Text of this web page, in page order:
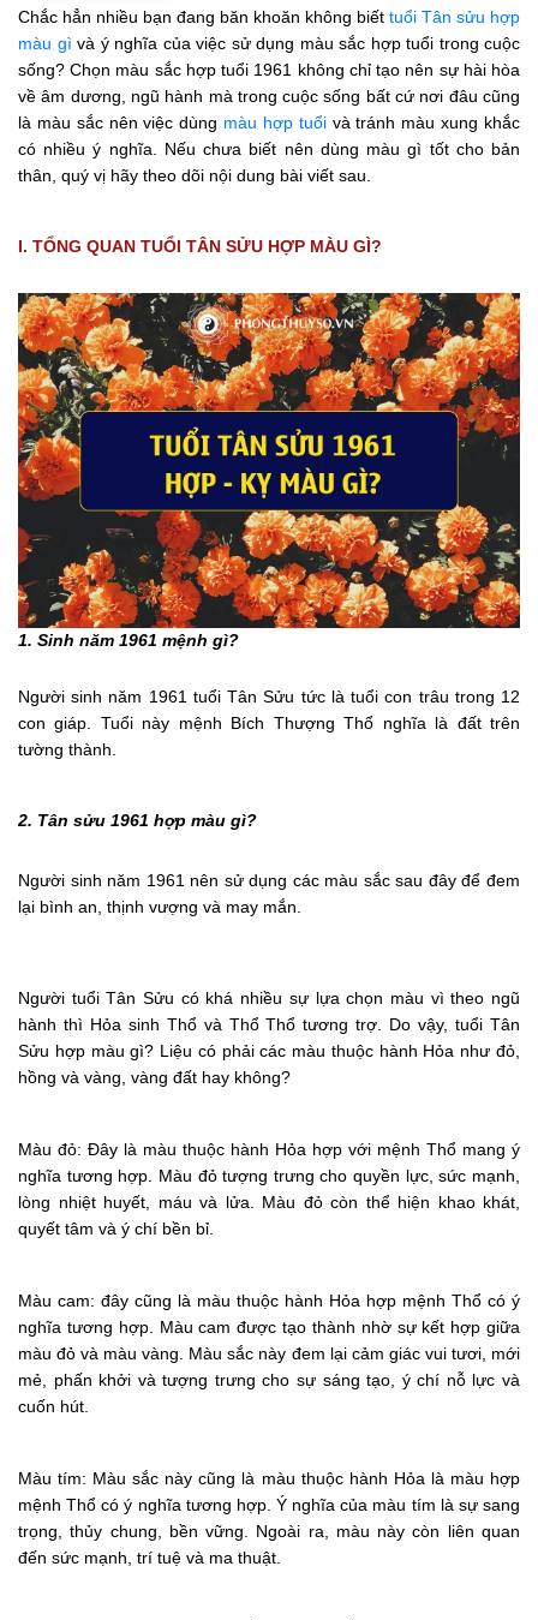
Chắc hẳn nhiều bạn đang băn khoăn không biết tuổi Tân sửu hợp
màu gì và ý nghĩa của việc sử dụng màu sắc hợp tuổi trong cuộc
sống? Chọn màu sắc hợp tuổi 1961 không chỉ tạo nên sự hài hòa
về âm dương, ngũ hành mà trong cuộc sống bất cứ nơi đâu cũng
là màu sắc nên việc dùng màu hợp tuổivà tránh màu xung khắc
có nhiều ý nghĩa. Nếu chưa biết nên dùng màu gì tốt cho bản
thân, quý vị hãy theo dõi nội dung bài viết sau.
I. TỔNG QUAN TUỔI TÂN SỬU HỢP MÀU GÌ?
1. Sinh năm 1961 mệnh gì?
Người sinh năm 1961 tuổi Tân Sửu tức là tuổi con trâu trong 12
con giáp. Tuổi này mệnh Bích Thượng Thổ nghĩa là đất trên
tường thành.
2. Tân sửu 1961 hợp màu gì?
Người sinh năm 1961 nên sử dụng các màu sắc sau đây để đem
lại bình an, thịnh vượng và may mắn.
Người tuổi Tân Sửu có khá nhiều sự lựa chọn màu vì theo ngũ
hành thì Hỏa sinh Thổ và Thổ Thổ tương trợ. Do vậy, tuổi Tân
Sửu hợp màu gì? Liệu có phải các màu thuộc hành Hỏa như đỏ,
hồng và vàng, vàng đất hay không?
Màu đỏ: Đây là màu thuộc hành Hỏa hợp với mệnh Thổ mang ý
nghĩa tương hợp. Màu đỏ tượng trưng cho quyền lực, sức mạnh,
lòng nhiệt huyết, máu và lửa. Màu đỏ còn thể hiện khao khát,
quyết tâm và ý chí bền bỉ.
Màu cam: đây cũng là màu thuộc hành Hỏa hợp mệnh Thổ có ý
nghĩa tương hợp. Màu cam được tạo thành nhờ sự kết hợp giữa
màu đỏ và màu vàng. Màu sắc này đem lại cảm giác vui tươi, mới
mẻ, phấn khởi và tượng trưng cho sự sáng tạo, ý chí nỗ lực và
cuốn hút.
Màu tím: Màu sắc này cũng là màu thuộc hành Hỏa là màu hợp
mệnh Thổ có ý nghĩa tương hợp. Ý nghĩa của màu tím là sự sang
trọng, thủy chung, bền vững. Ngoài ra, màu này còn liên quan
đến sức mạnh, trí tuệ và ma thuật.